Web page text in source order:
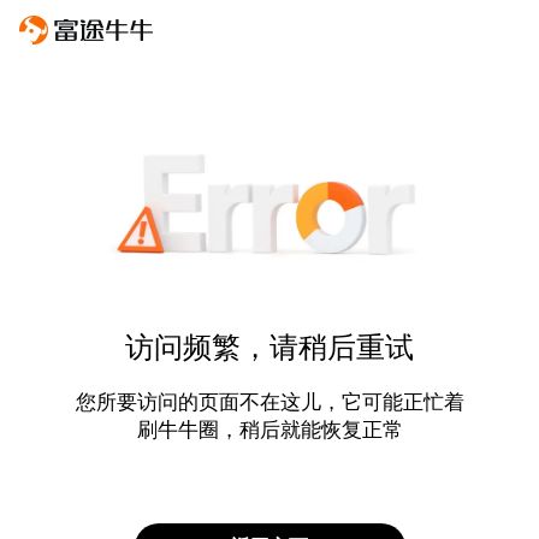
访问频繁，请稍后重试
您所要访问的页面不在这儿，它可能正忙着
刷牛牛圈，稍后就能恢复正常